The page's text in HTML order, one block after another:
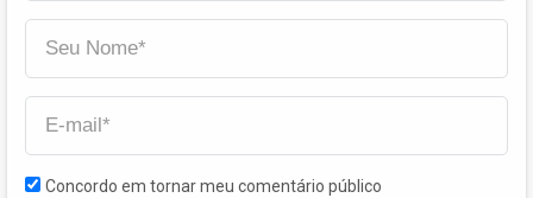
Concordo em tornar meu comentário público